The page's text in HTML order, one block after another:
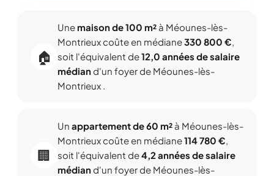
🏠
Une maison de 100 m² à Méounes-lès-
Montrieux coûte en médiane330 800 €,
soit l'équivalent de12,0 années de salaire
médiand'un foyer de Méounes-lès-
Montrieux .
🏢
Un appartement de 60 m² à Méounes-lès-
Montrieux coûte en médiane114 780 €,
soit l'équivalent de4,2 années de salaire
médiand'un foyer de Méounes-lès-